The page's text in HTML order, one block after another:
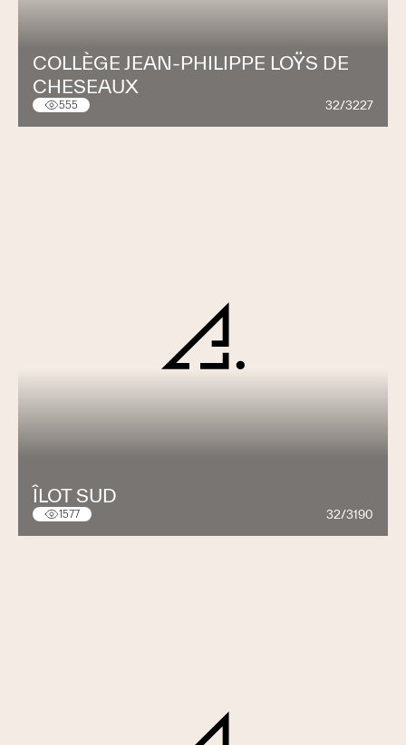
COLLÈGE JEAN-PHILIPPE LOŸS DE
CHESEAUX
555 32/3227
ÎLOT SUD
1577 32/3190